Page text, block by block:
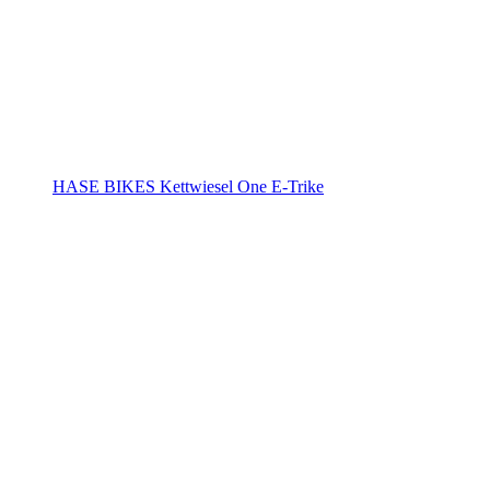
HASE BIKES Kettwiesel One E-Trike